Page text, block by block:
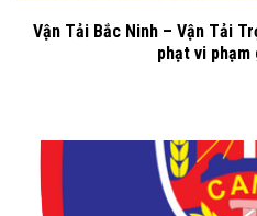
Vận Tải Bắc Ninh – Vận Tải
phạt vi